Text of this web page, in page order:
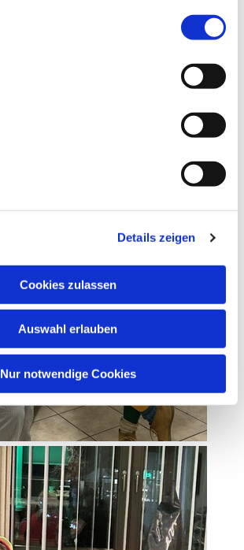
Details zeigen
Cookies zulassen
Auswahl erlauben
Nur notwendige Cookies